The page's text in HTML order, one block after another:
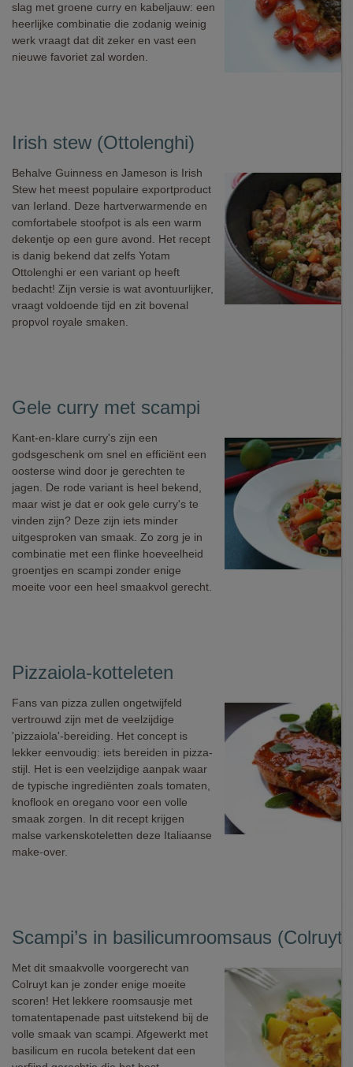
slag met groene curry en kabeljauw: een
heerlijke combinatie die zodanig weinig
werk vraagt dat dit zeker en vast een
nieuwe favoriet zal worden.
Irish stew (Ottolenghi)
Behalve Guinness en Jameson is Irish
Stew het meest populaire exportproduct
van Ierland. Deze hartverwarmende en
comfortabele stoofpot is als een warm
dekentje op een gure avond. Het recept
is danig bekend dat zelfs Yotam
Ottolenghi er een variant op heeft
bedacht! Zijn versie is wat avontuurlijker,
vraagt voldoende tijd en zit bovenal
propvol royale smaken.
Gele curry met scampi
Kant-en-klare curry's zijn een
godsgeschenk om snel en efficiënt een
oosterse wind door je gerechten te
jagen. De rode variant is heel bekend,
maar wist je dat er ook gele curry's te
vinden zijn? Deze zijn iets minder
uitgesproken van smaak. Zo zorg je in
combinatie met een flinke hoeveelheid
groentjes en scampi zonder enige
moeite voor een heel smaakvol gerecht.
Pizzaiola-kotteleten
Fans van pizza zullen ongetwijfeld
vertrouwd zijn met de veelzijdige
'pizzaiola'-bereiding. Het concept is
lekker eenvoudig: iets bereiden in pizza-
stijl. Het is een veelzijdige aanpak waar
de typische ingrediënten zoals tomaten,
knoflook en oregano voor een volle
smaak zorgen. In dit recept krijgen
malse varkenskoteletten deze Italiaanse
make-over.
Scampi’s in basilicumroomsaus (Colruyt)
Met dit smaakvolle voorgerecht van
Colruyt kan je zonder enige moeite
scoren! Het lekkere roomsausje met
tomatentapenade past uitstekend bij de
volle smaak van scampi. Afgewerkt met
basilicum en rucola betekent dat een